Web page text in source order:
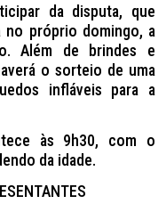
da disputa, que
no próprio domingo, a
Além de brindes e
o sorteio de uma
infláveis para a
às 9h30, com o
da idade.